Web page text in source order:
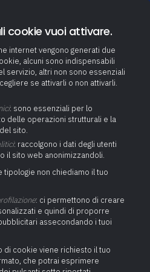
fondo risorse
previdenziali
per l’attivazione di
Pubblico
e organismi
degli enti locali
del sistema di
documentale alle
linee guida sul
informatico
dei Dati (RPD,
denominato Data
Officer, DPO)
transizione al
IVA
IRAP
di fine e inizio
alla predisposizione
Piano Economico-
di supporto Gare
(ex Legge 10/91)
Pratiche Sismiche
AREA RISERVATA
pubbliche
cookie vuoi attivare.
internet vengono generati due
alcuni sono indispensabili
servizio, altri non sono essenziali
se attivarli o non attivarli.
: sono essenziali per lo
delle operazioni strutturali e la
sito.
: raccolgono i dati degli utenti
il sito web anonimizzandoli.
tipologie non chiediamo il tuo
: ci permettono di creare
e quindi di proporre
assecondando i tuoi
di cookie viene richiesto il tuo
che potrai esprimere